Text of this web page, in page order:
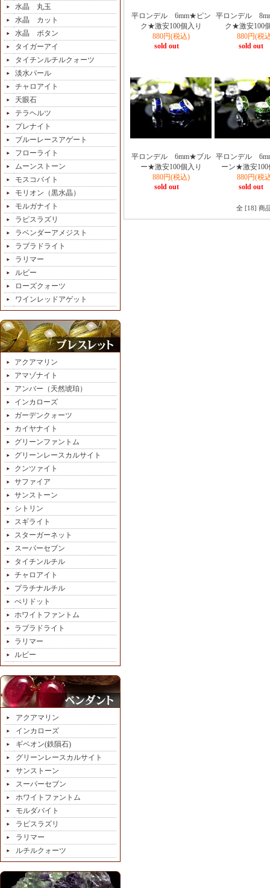
水晶 丸玉
水晶 カット
水晶 ボタン
タイガーアイ
タイチンルチルクォーツ
淡水パール
チャロアイト
天眼石
テラヘルツ
プレナイト
ブルーレースアゲート
フローライト
ムーンストーン
モスコバイト
モリオン（黒水晶）
モルガナイト
ラピスラズリ
ラベンダーアメジスト
ラブラドライト
ラリマー
ルビー
ローズクォーツ
ワインレッドアゲット
アクアマリン
アマゾナイト
アンバー（天然琥珀）
インカローズ
ガーデンクォーツ
カイヤナイト
グリーンファントム
グリーンレースカルサイト
クンツァイト
サファイア
サンストーン
シトリン
スギライト
スターガーネット
スーパーセブン
タイチンルチル
チャロアイト
プラチナルチル
ぺリドット
ホワイトファントム
ラブラドライト
ラリマー
ルビー
アクアマリン
インカローズ
ギベオン(鉄隕石)
グリーンレースカルサイト
サンストーン
スーパーセブン
ホワイトファントム
モルダバイト
ラピスラズリ
ラリマー
ルチルクォーツ
平ロンデル 6mm★ピン
ク★激安100個入り
880円(税込)
sold out
平ロンデル
ク★激安100
880円(税
sold out
平ロンデル 6mm★ブル
ー★激安100個入り
880円(税込)
sold out
平ロンデル
ーン★激安100
880円(税
sold out
全 [18] 商